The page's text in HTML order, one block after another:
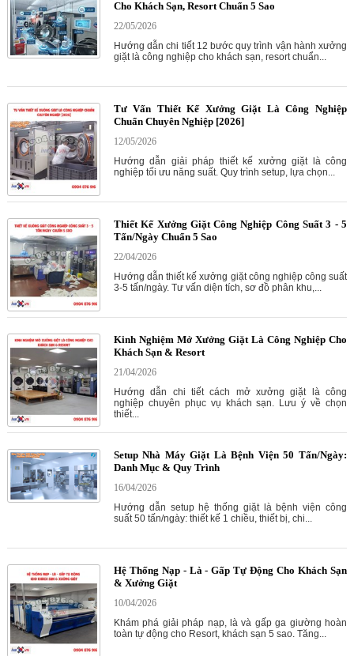
Cho Khách Sạn, Resort Chuẩn 5 Sao
22/05/2026
Hướng dẫn chi tiết 12 bước quy trình vận hành xưởng
giặt là công nghiệp cho khách sạn, resort chuẩn...
Tư Vấn Thiết Kế Xưởng Giặt Là Công Nghiệp
Chuẩn Chuyên Nghiệp [2026]
12/05/2026
Hướng dẫn giải pháp thiết kế xưởng giặt là công
nghiệp tối ưu năng suất. Quy trình setup, lựa chọn...
Thiết Kế Xưởng Giặt Công Nghiệp Công Suất 3 - 5
Tấn/Ngày Chuẩn 5 Sao
22/04/2026
Hướng dẫn thiết kế xưởng giặt công nghiệp công suất
3-5 tấn/ngày. Tư vấn diện tích, sơ đồ phân khu,...
Kinh Nghiệm Mở Xưởng Giặt Là Công Nghiệp Cho
Khách Sạn & Resort
21/04/2026
Hướng dẫn chi tiết cách mở xưởng giặt là công
nghiệp chuyên phục vụ khách sạn. Lưu ý về chọn
thiết...
Setup Nhà Máy Giặt Là Bệnh Viện 50 Tấn/Ngày:
Danh Mục & Quy Trình
16/04/2026
Hướng dẫn setup hệ thống giặt là bệnh viện công
suất 50 tấn/ngày: thiết kế 1 chiều, thiết bị, chi...
Hệ Thống Nạp - Là - Gấp Tự Động Cho Khách Sạn
& Xưởng Giặt
10/04/2026
Khám phá giải pháp nạp, là và gấp ga giường hoàn
toàn tự động cho Resort, khách sạn 5 sao. Tăng...